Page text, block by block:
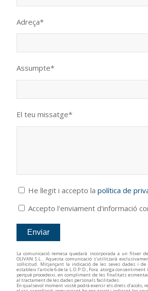
Adreça*
Assumpte*
El teu missatge*
He llegit i accepto la política de
Accepto l'enviament d'informació
La comunicació remesa quedarà incorporada a un fitxer
OLIVAN S.L.. Aquesta comunicació s’utilitzarà
sol·licitud. Mitjançant la indicació de les seves dades i
estableix l’article 6 de la L.O.P.D., Fora. atorga consentiment
perquè procedeixi, en compliment de les finalitats
al tractament de les dades personals facilitades.
En qualsevol moment vostè podrà exercir els drets d’accés,